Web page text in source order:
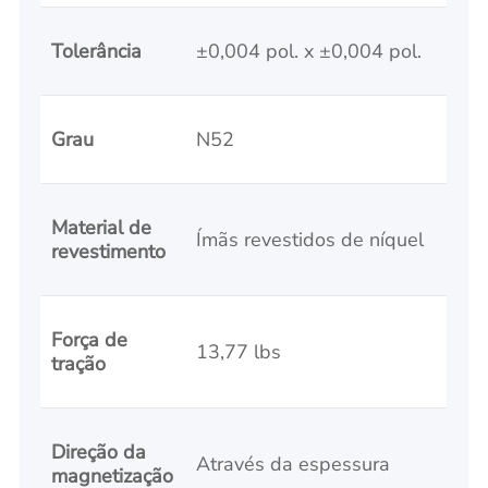
Tolerância ±0,004 pol. x ±0,004 pol.
Grau N52
Material de
revestimento
Ímãs revestidos de níquel
Força de
tração
13,77 lbs
Direção da
magnetização
Através da espessura